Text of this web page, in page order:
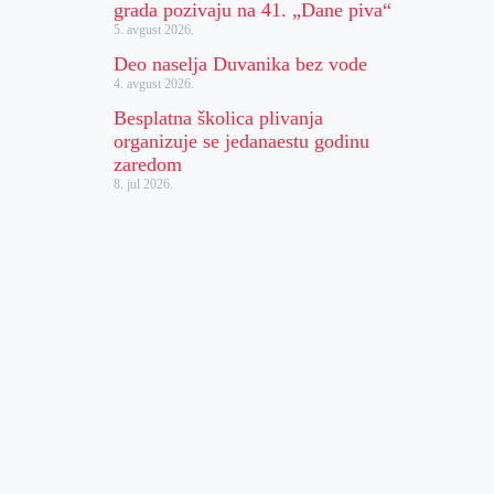
grada pozivaju na 41. „Dane piva“
5. avgust 2026.
Deo naselja Duvanika bez vode
4. avgust 2026.
Besplatna školica plivanja
organizuje se jedanaestu godinu
zaredom
8. jul 2026.